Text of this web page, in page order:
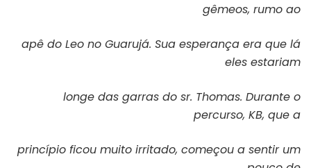
gêmeos, rumo ao
apê do Leo no Guarujá. Sua esperança era que lá
eles estariam
longe das garras do sr. Thomas. Durante o
percurso, KB, que a
princípio ficou muito irritado, começou a sentir um